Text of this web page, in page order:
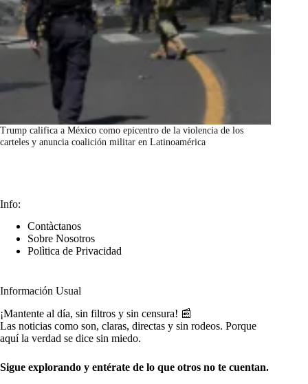
Trump califica a México como epicentro de la violencia de los
carteles y anuncia coalición militar en Latinoamérica
Info:
Contàctanos
Sobre Nosotros
Polìtica de Privacidad
Información Usual
¡Mantente al día, sin filtros y sin censura! 📰
Las noticias como son, claras, directas y sin rodeos. Porque
aquí la verdad se dice sin miedo.
Sigue explorando y entérate de lo que otros no te cuentan.